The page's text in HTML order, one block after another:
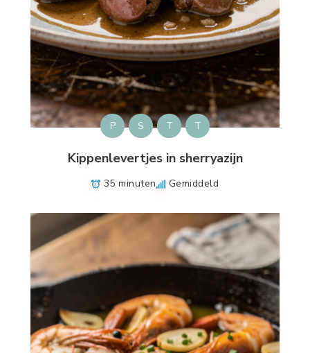
P S T T
Kippenlevertjes in sherryazijn
35 minuten Gemiddeld